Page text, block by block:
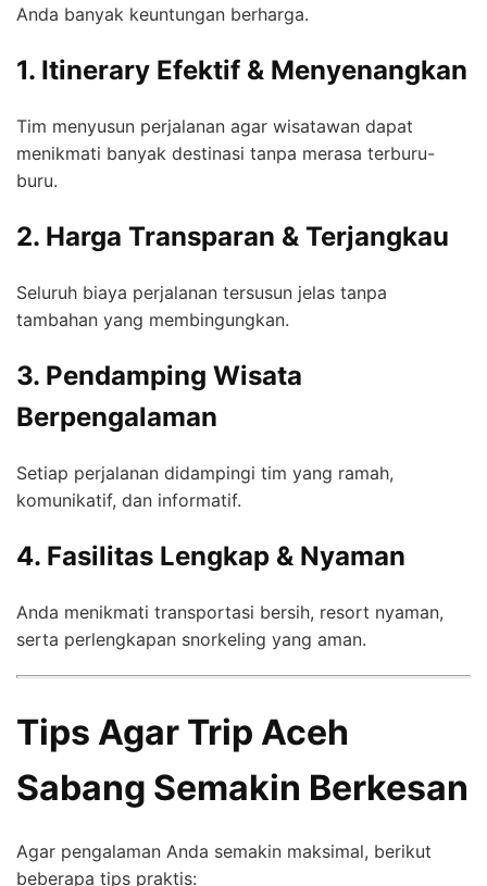
Anda banyak keuntungan berharga.
1. Itinerary Efektif & Menyenangkan
Tim menyusun perjalanan agar wisatawan dapat
menikmati banyak destinasi tanpa merasa terburu-
buru.
2. Harga Transparan & Terjangkau
Seluruh biaya perjalanan tersusun jelas tanpa
tambahan yang membingungkan.
3. Pendamping Wisata
Berpengalaman
Setiap perjalanan didampingi tim yang ramah,
komunikatif, dan informatif.
4. Fasilitas Lengkap & Nyaman
Anda menikmati transportasi bersih, resort nyaman,
serta perlengkapan snorkeling yang aman.
Tips Agar Trip Aceh
Sabang Semakin Berkesan
Agar pengalaman Anda semakin maksimal, berikut
beberapa tips praktis: